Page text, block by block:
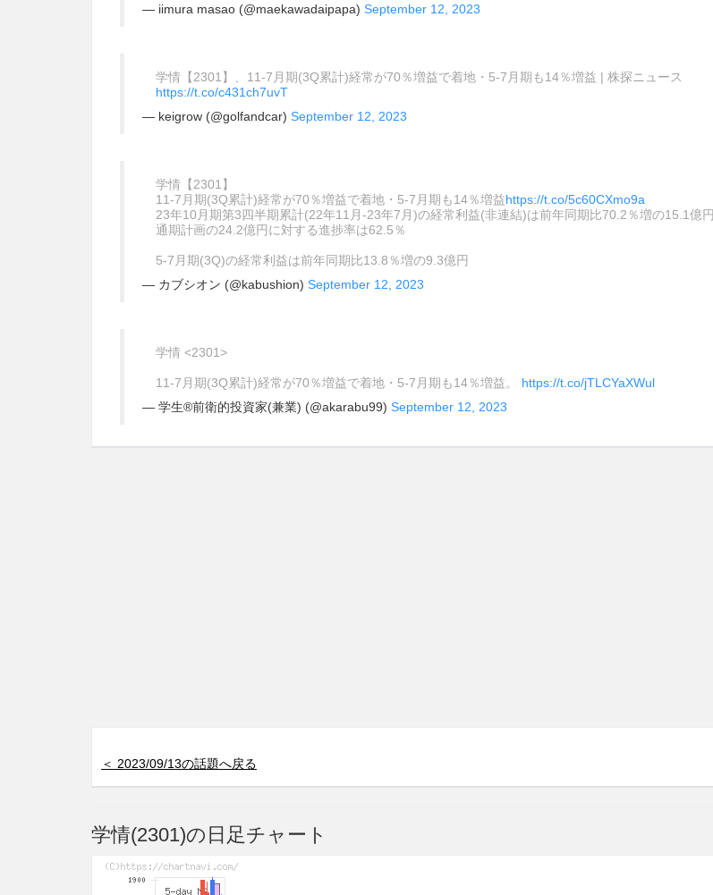
— iimura masao (@maekawadaipapa) September 12, 2023
学情【2301】、11-7月期(3Q累計)経常が70％増益で着地・5-7月期も14％増益 | 株探ニュース
https://t.co/c431ch7uvT
— keigrow (@golfandcar) September 12, 2023
学情【2301】
11-7月期(3Q累計)経常が70％増益で着地・5-7月期も14％増益https://t.co/5c60CXmo9a
23年10月期第3四半期累計(22年11月-23年7月)の経常利益(非連結)は前年同期比70.2％増の15.1億円
通期計画の24.2億円に対する進捗率は62.5％
5-7月期(3Q)の経常利益は前年同期比13.8％増の9.3億円
— カブシオン (@kabushion) September 12, 2023
学情 <2301>
11-7月期(3Q累計)経常が70％増益で着地・5-7月期も14％増益。 https://t.co/jTLCYaXWul
— 学生®前衛的投資家(兼業) (@akarabu99) September 12, 2023
＜ 2023/09/13の話題へ戻る
学情(2301)の日足チャート